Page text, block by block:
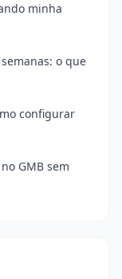
minha
o que
configurar
GMB sem